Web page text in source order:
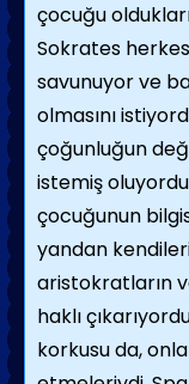
çocuğu
Sokrates
savunuyor ve
olmasını
çoğunluğun
istemiş
çocuğunun
yandan
aristokratların
haklı
korkusu da,